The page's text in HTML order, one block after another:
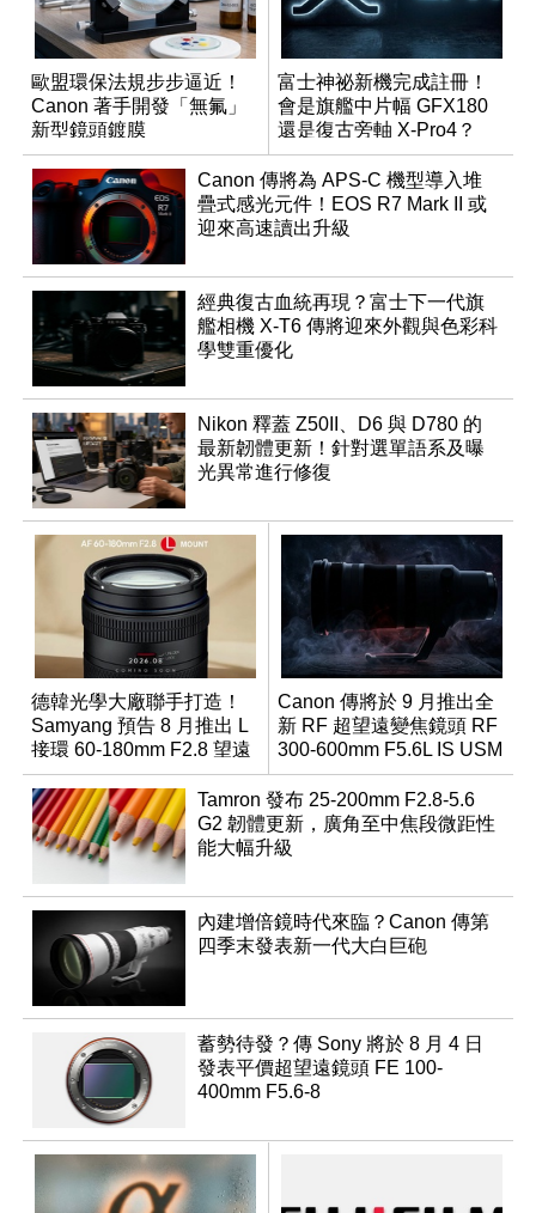
歐盟環保法規步步逼近！
Canon 著手開發「無氟」
新型鏡頭鍍膜
富士神祕新機完成註冊！
會是旗艦中片幅 GFX180
還是復古旁軸 X-Pro4？
Canon 傳將為 APS-C 機型導入堆
疊式感光元件！EOS R7 Mark II 或
迎來高速讀出升級
經典復古血統再現？富士下一代旗
艦相機 X-T6 傳將迎來外觀與色彩科
學雙重優化
Nikon 釋蓋 Z50II、D6 與 D780 的
最新韌體更新！針對選單語系及曝
光異常進行修復
德韓光學大廠聯手打造！
Samyang 預告 8 月推出 L
接環 60-180mm F2.8 望遠
變焦鏡
Canon 傳將於 9 月推出全
新 RF 超望遠變焦鏡頭 RF
300-600mm F5.6L IS USM
Tamron 發布 25-200mm F2.8-5.6
G2 韌體更新，廣角至中焦段微距性
能大幅升級
內建增倍鏡時代來臨？Canon 傳第
四季末發表新一代大白巨砲
蓄勢待發？傳 Sony 將於 8 月 4 日
發表平價超望遠鏡頭 FE 100-
400mm F5.6-8